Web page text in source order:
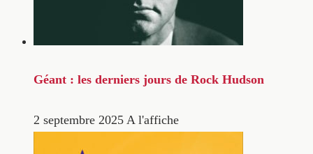
Géant : les derniers jours de Rock Hudson
2 septembre 2025 A l'affiche